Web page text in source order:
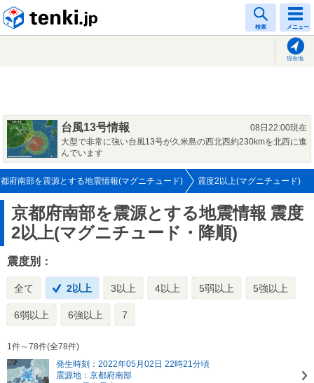
検索 メニュー
現在地
台風13号情報
08日22:00現在
大型で非常に強い台風13号が久米島の西北西約230kmを北西に進
んでいます
府南部を震源とする地震情報(マグニチュード) 震度2以上(マグニチュード)
京都府南部を震源とする地震情報 震度
2以上(マグニチュード・降順)
震度別：
全て 2以上 3以上 4以上 5弱以上 5強以上
6弱以上 6強以上 7
1件～78件(全78件)
発生時刻：2022年05月02日 22時21分頃
震源地：京都府南部